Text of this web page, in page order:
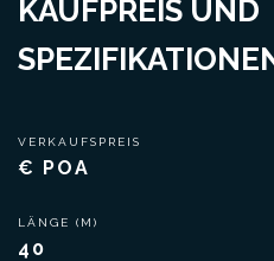
KAUFPREIS UND
VERKAUFSPREIS
€ POA
LÄNGE (M)
40